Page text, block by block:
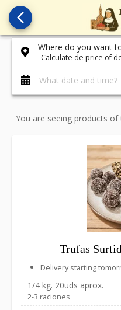
Where do you want
Calculate de price of
What date and time?
arrow_back_ios_new
You are seeing products of
Trufas
Delivery starting
1/4 kg. 20uds aprox.
2-3 raciones